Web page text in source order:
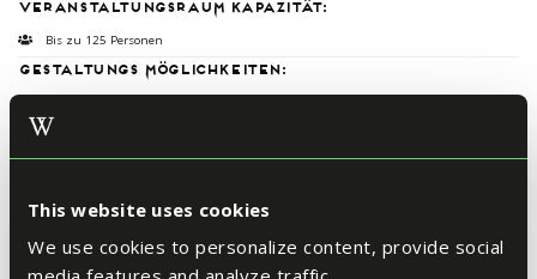
This website uses cookies
We use cookies to personalize content, provide social
Veranstaltungsraum Kapazität:
Bis zu 125 Personen
Gestaltungs möglichkeiten: